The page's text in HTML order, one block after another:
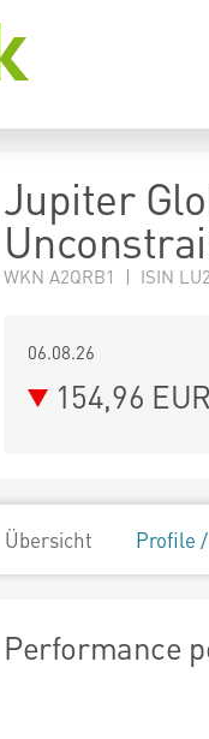
Jupiter
WKN A2QRB1 | ISIN
06.08.26
154,96 EUR
Übersicht Profile
Performance